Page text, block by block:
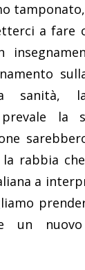
a fare
sanità,
la
rabbia
a
un